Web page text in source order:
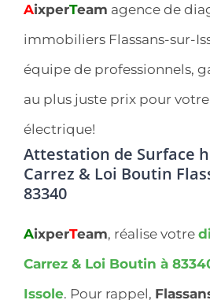
AixperTeam agence de
immobiliers Flassans-sur-
équipe de professionnels,
au plus juste prix pour
électrique!
Attestation de Surface
Carrez & Loi Boutin
83340
AixperTeam, réalise votre
Carrez & Loi Boutin à
Issole. Pour rappel,